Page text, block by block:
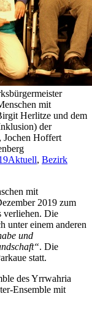
mit
Herlitze und dem
der
Jochen Hoffert
Aktuell, Bezirk
mit
2019 zum
verliehen. Die
unter einem anderen
und
. Die
statt.
des Yrrwahria
Ensemble mit